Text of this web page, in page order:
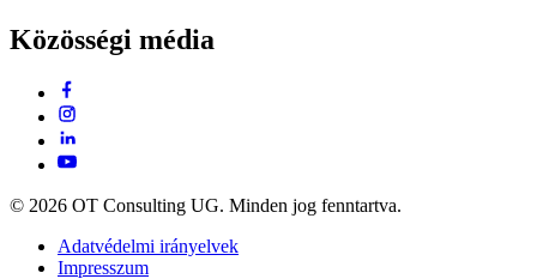
Közösségi média
© 2026 OT Consulting UG. Minden jog fenntartva.
Adatvédelmi irányelvek
Impresszum